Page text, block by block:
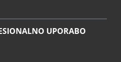
UPORABO